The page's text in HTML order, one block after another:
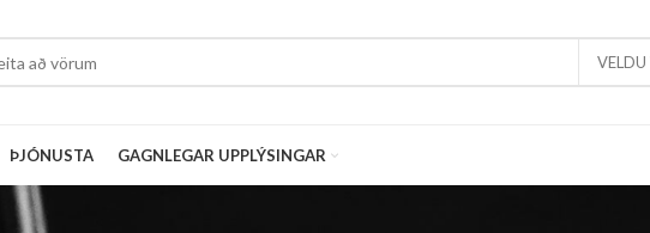
ÞJÓNUSTA GAGNLEGAR UPPLÝSINGAR